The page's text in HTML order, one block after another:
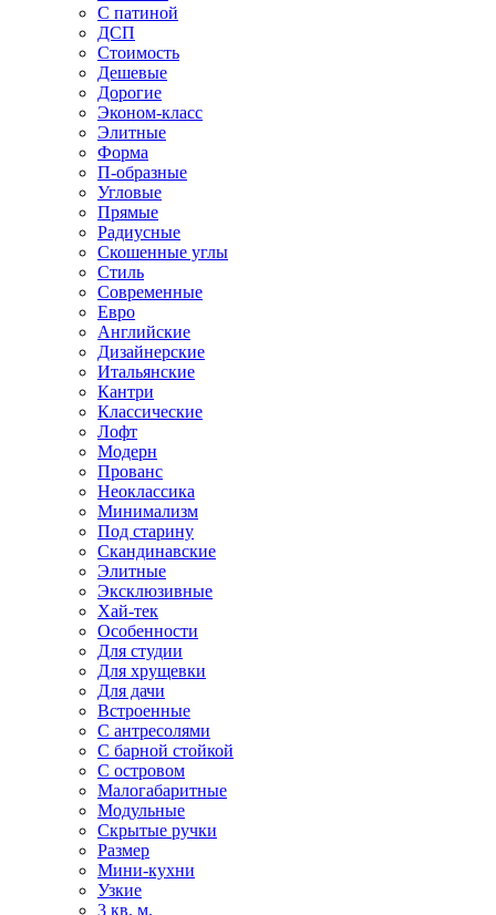
С патиной
ДСП
Стоимость
Дешевые
Дорогие
Эконом-класс
Элитные
Форма
П-образные
Угловые
Прямые
Радиусные
Скошенные углы
Стиль
Современные
Евро
Английские
Дизайнерские
Итальянские
Кантри
Классические
Лофт
Модерн
Прованс
Неоклассика
Минимализм
Под старину
Скандинавские
Элитные
Эксклюзивные
Хай-тек
Особенности
Для студии
Для хрущевки
Для дачи
Встроенные
С антресолями
С барной стойкой
С островом
Малогабаритные
Модульные
Скрытые ручки
Размер
Мини-кухни
Узкие
3 кв. м.